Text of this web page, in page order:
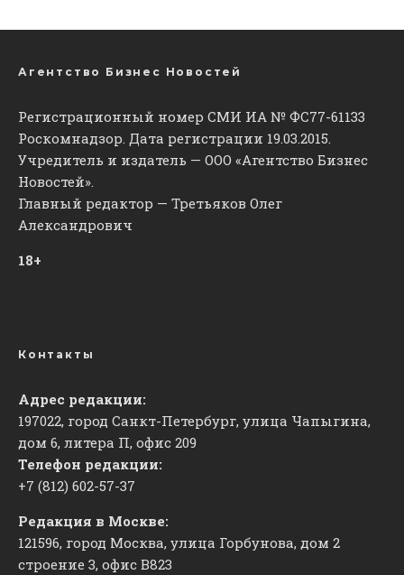
Агентство Бизнес Новостей
Регистрационный номер СМИ ИА № ФС77-61133
Роскомнадзор. Дата регистрации 19.03.2015.
Учредитель и издатель — ООО «Агентство Бизнес
Новостей».
Главный редактор — Третьяков Олег
Александрович
18+
Контакты
Адрес редакции:
197022, город Санкт-Петербург, улица Чапыгина,
дом 6, литера П, офис 209
Телефон редакции:
+7 (812) 602-57-37
Редакция в Москве:
121596, город Москва, улица Горбунова, дом 2
строение 3, офис ​В823